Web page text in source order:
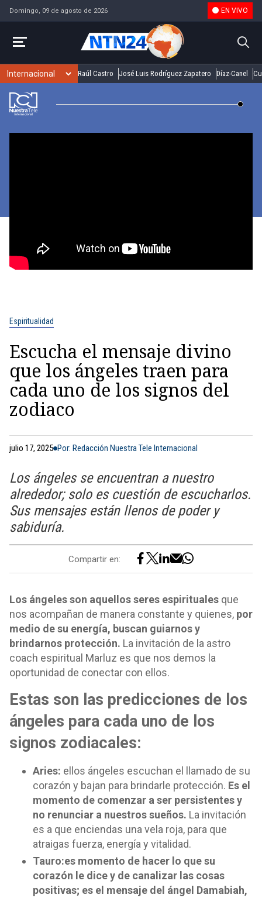
Domingo, 09 de agosto de 2026 EN VIVO
Raúl Castro José Luis Rodríguez Zapatero Díaz-Canel
Espiritualidad
Escucha el mensaje divino
que los ángeles traen para
cada uno de los signos del
zodiaco
julio 17, 2025 Por: Redacción Nuestra Tele Internacional
Los ángeles se encuentran a nuestro
alrededor; solo es cuestión de escucharlos.
Sus mensajes están llenos de poder y
sabiduría.
Compartir en:
Los ángeles son aquellos seres espirituales que
nos acompañan de manera constante y quienes, por
medio de su energía, buscan guiarnos y
brindarnos protección. La invitación de la astro
coach espiritual Marluz es que nos demos la
oportunidad de conectar con ellos.
Estas son las predicciones de los
ángeles para cada uno de los
signos zodiacales:
Aries: ellos ángeles escuchan el llamado de su
corazón y bajan para brindarle protección. Es el
momento de comenzar a ser persistentes y
no renunciar a nuestros sueños. La invitación
es a que enciendas una vela roja, para que
atraigas fuerza, energía y vitalidad.
Tauro:es momento de hacer lo que su
corazón le dice y de canalizar las cosas
positivas; es el mensaje del ángel Damabiah,